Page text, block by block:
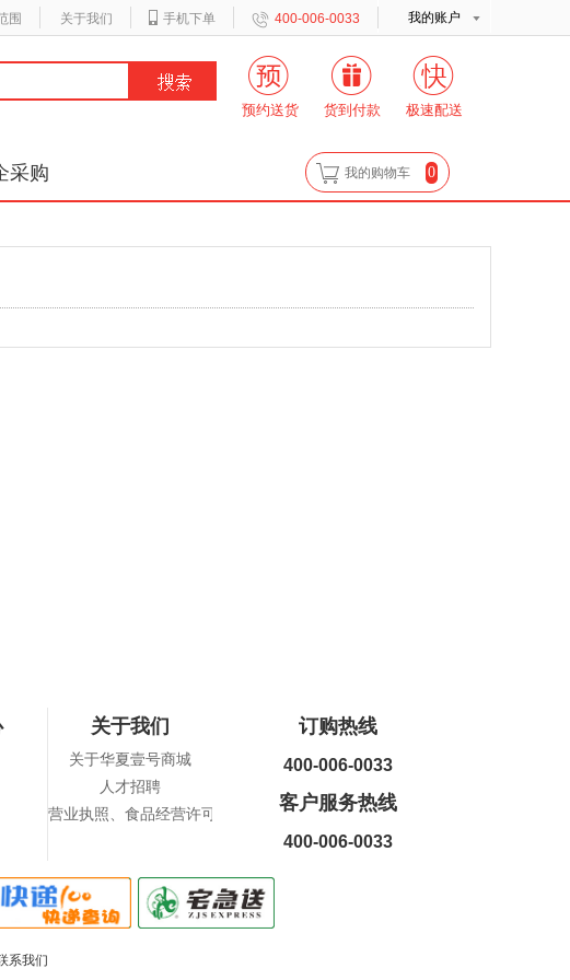
我的账户
围 关于我们 手机下单 400-006-0033
预约送货 货到付款 极速配送
采购 我的购物车 0
关于我们
关于华夏壹号商城
人才招聘
营业执照、食品经营许可证查询
订购热线
400-006-0033
客户服务热线
400-006-0033
系我们